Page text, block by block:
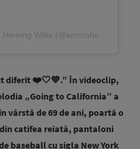
diferit ❤️🤍💙.” În videoclip,
„Going to California” a
vârstă de 69 de ani, poartă o
catifea reiată, pantaloni
baseball cu sigla New York